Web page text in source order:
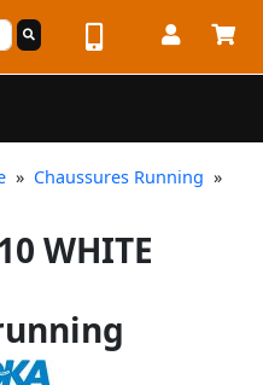
» Chaussures Running »
WHITE